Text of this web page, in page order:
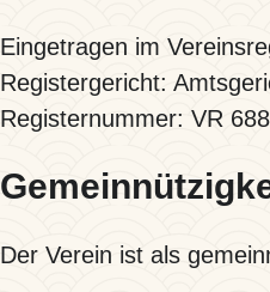
Eingetragen im
Registergericht:
Registernummer: VR
Der Verein ist als